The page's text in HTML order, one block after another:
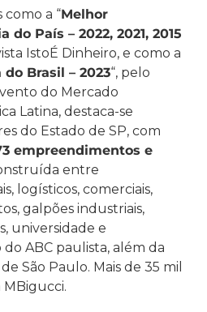
a “Melhor
País – 2022, 2021, 2015
IstoÉ Dinheiro, e como a
Brasil – 2023“, pelo
do Mercado
Latina, destaca-se
do Estado de SP, com
empreendimentos e
entre
logísticos, comerciais,
galpões industriais,
universidade e
ABC paulista, além da
São Paulo. Mais de 35 mil
MBigucci.